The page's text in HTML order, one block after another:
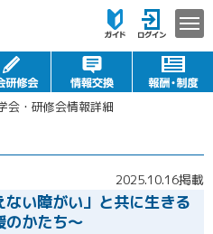
会・研修会情報詳細
2025.10.16掲載
ない障がい」と共に生きる
のかたち〜